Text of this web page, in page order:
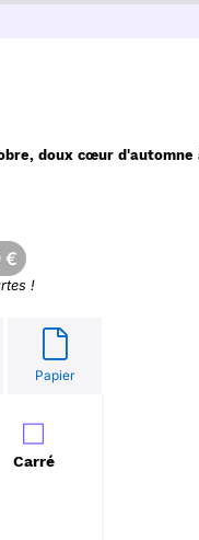
doux cœur d'automne
€
!
Papier
Carré